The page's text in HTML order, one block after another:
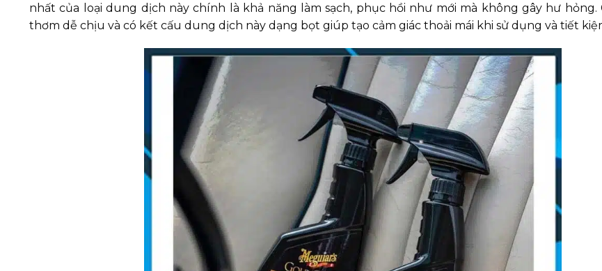
nhất của loại dung dịch này chính là khả năng làm sạch, phục hồi như mới mà không gây hư hỏng.
thơm dễ chịu và có kết cấu dung dịch này dạng bọt giúp tạo cảm giác thoải mái khi sử dụng và tiết